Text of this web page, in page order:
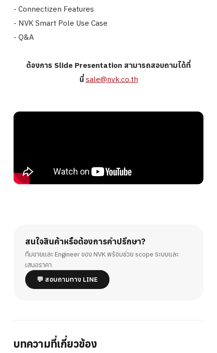
- Connectizen Features
- NVK Smart Pole Use Case
- Q&A
ต้องการ Slide Presentation สามารถสอบถามได้ที่
นี่ sale@nvk.co.th
สนใจสินค้าหรือต้องการคำปรึกษา?
ทีมขายและ Engineer ของ NVK พร้อมช่วย scope ระบบและ
เสนอราคา
💬 สอบถามทาง LINE
บทความที่เกี่ยวข้อง